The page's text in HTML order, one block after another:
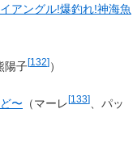
アングル!爆釣れ!神海魚
陽子[132] ）
〜 （マーレ[133]
パッ